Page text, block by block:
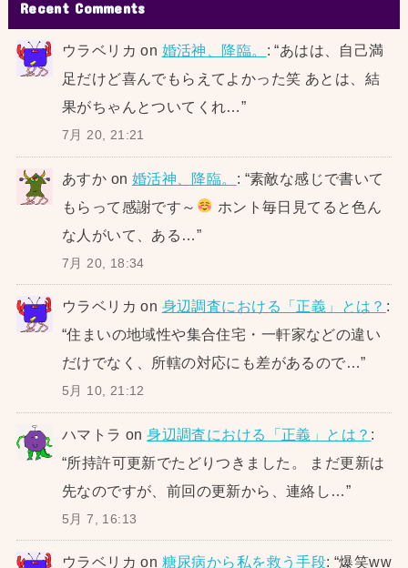
Recent Comments
ウラベリカ on 婚活神、降臨。 : “あはは、自己満
足だけど喜んでもらえてよかった笑 あとは、結
果がちゃんとついてくれ…”
7月 20, 21:21
あすか on 婚活神、降臨。 : “素敵な感じで書いて
もらって感謝です～
ホント毎日見てると色ん
な人がいて、ある…”
7月 20, 18:34
ウラベリカ on 身辺調査における「正義」とは？ :
“住まいの地域性や集合住宅・一軒家などの違い
だけでなく、所轄の対応にも差があるので…”
5月 10, 21:12
ハマトラ on身辺調査における「正義」とは？ :
“所持許可更新でたどりつきました。 まだ更新は
先なのですが、前回の更新から、連絡し…”
5月 7, 16:13
ウラベリカ on 糖尿病から私を救う手段: “爆笑ww